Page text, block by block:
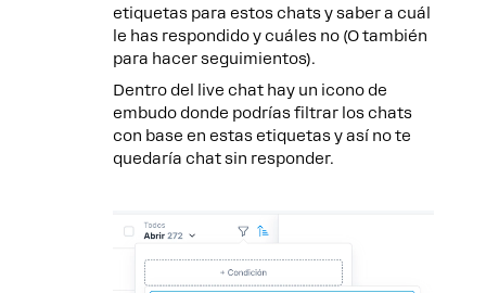
etiquetas para estos chats y saber a cuál
le has respondido y cuáles no (O también
para hacer seguimientos).
Dentro del live chat hay un icono de
embudo donde podrías filtrar los chats
con base en estas etiquetas y así no te
quedaría chat sin responder.